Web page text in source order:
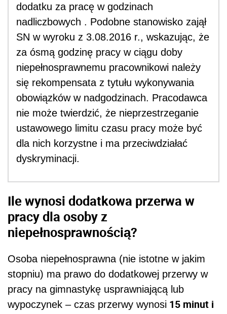
dodatku za pracę w godzinach
nadliczbowych . Podobne stanowisko zajął
SN w wyroku z 3.08.2016 r., wskazując, że
za ósmą godzinę pracy w ciągu doby
niepełnosprawnemu pracownikowi należy
się rekompensata z tytułu wykonywania
obowiązków w nadgodzinach. Pracodawca
nie może twierdzić, że nieprzestrzeganie
ustawowego limitu czasu pracy może być
dla nich korzystne i ma przeciwdziałać
dyskryminacji.
Ile wynosi dodatkowa przerwa w
pracy dla osoby z
niepełnosprawnością?
Osoba niepełnosprawna (nie istotne w jakim
stopniu) ma prawo do dodatkowej przerwy w
pracy na gimnastykę usprawniającą lub
wypoczynek – czas przerwy wynosi 15 minut i